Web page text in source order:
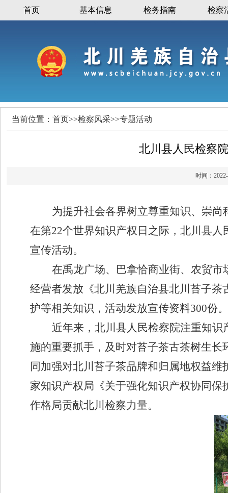
首页 基本信息 检务指南 检察
当前位置： 首页>>检察风采>>专题活动
北川县人民检察
时间：
为提升社会各界树立尊重知识、崇
在第22个世界知识产权日之际，北川县
宣传活动。
在禹龙广场、巴拿恰商业街、农贸
经营者发放《北川羌族自治县北川苔子
护等相关知识，活动发放宣传资料300份。
近年来，北川县人民检察院注重知
施的重要抓手，及时对苔子茶古茶树生
同加强对北川苔子茶品牌和归属地权益
家知识产权局《关于强化知识产权协同
作格局贡献北川检察力量。